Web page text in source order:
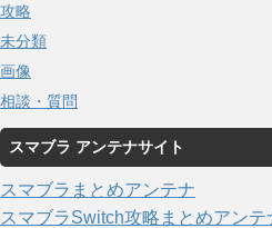
攻略
未分類
画像
相談・質問
スマブラ アンテナサイト
スマブラまとめアンテナ
スマブラSwitch攻略まとめアンテ